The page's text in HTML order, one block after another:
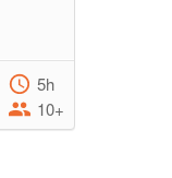
5h
10+